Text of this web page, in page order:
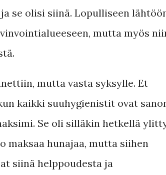
se olisi siinä. Lopulliseen
mutta myös
mutta vasta syksylle. Et
kaikki suuhygienistit ovat
Se oli silläkin hetkellä
maksaa hunajaa, mutta siihen
siinä helppoudesta ja